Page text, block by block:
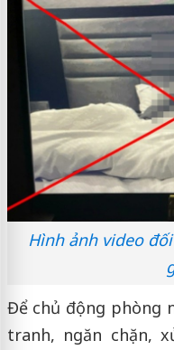
Hình ảnh video
Để chủ động phòng
tranh, ngăn chặn,